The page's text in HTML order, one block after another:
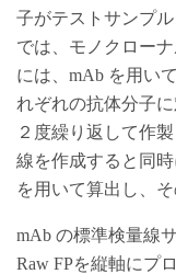
子がテストサンプ
では、モノクロー
には、mAb を用い
れぞれの抗体分子
２度繰り返して作
線を作成すると同
を用いて算出し、
mAb の標準検量線
Raw FPを縦軸にプ